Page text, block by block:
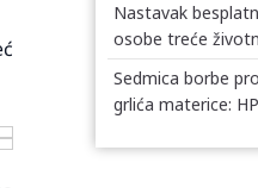
Nastavak
osobe treće
Sedmica borbe
grlića materice: